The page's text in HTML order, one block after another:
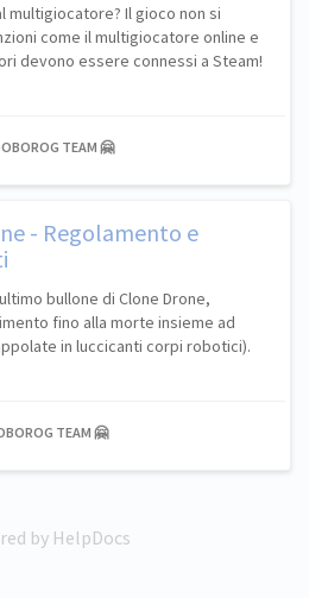
multigiocatore? Il gioco non si
come il multigiocatore online e
devono essere connessi a Steam!
TEAM 🤗
- Regolamento e
bullone di Clone Drone,
fino alla morte insieme ad
in luccicanti corpi robotici).
TEAM 🤗
by HelpDocs